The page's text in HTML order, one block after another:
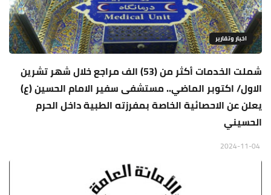
اخبار وتقارير
شملت الخدمات أكثر من (53) الف مراجع خلال شهر تشرين
الاول/ اكتوبر الماضي.. مستشفى سفير الامام الحسين (ع)
يعلن عن الاحصائية الخاصة بمفرزته الطبية داخل الحرم
الحسيني